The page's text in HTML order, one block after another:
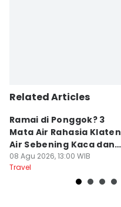
Related Articles
Ramai di Ponggok? 3
Mata Air Rahasia Klaten
Air Sebening Kaca dan
Masih Sepi
08 Agu 2026, 13:00 WIB
Travel